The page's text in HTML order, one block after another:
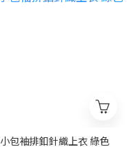
小包袖排釦針織上衣 綠色